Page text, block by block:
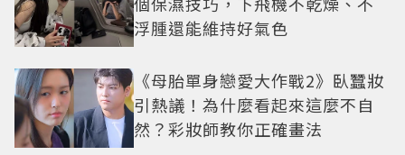
浮腫還能維持好氣色
《母胎單身戀愛大作戰2》臥蠶妝
引熱議！為什麼看起來這麼不自
然？彩妝師教你正確畫法